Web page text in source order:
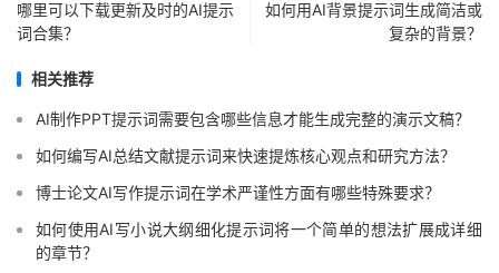
哪里可以下载更新及时的AI提示
词合集？
如何用AI背景提示词生成简洁或
复杂的背景？
相关推荐
AI制作PPT提示词需要包含哪些信息才能生成完整的演示文稿？
如何编写AI总结文献提示词来快速提炼核心观点和研究方法？
博士论文AI写作提示词在学术严谨性方面有哪些特殊要求？
如何使用AI写小说大纲细化提示词将一个简单的想法扩展成详细
的章节？